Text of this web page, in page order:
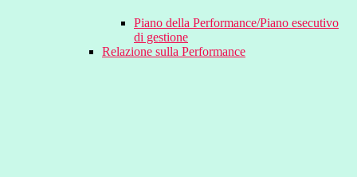
Piano della Performance/Piano esecutivo
di gestione
Relazione sulla Performance